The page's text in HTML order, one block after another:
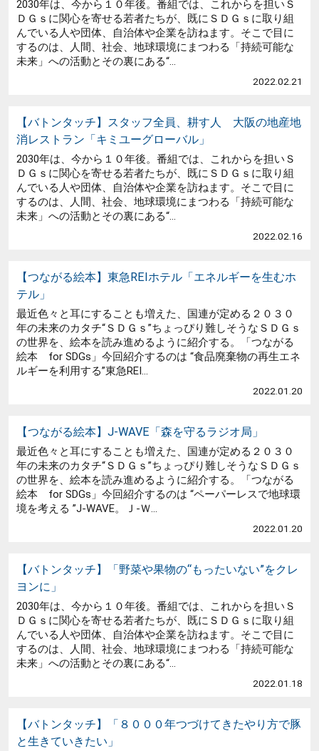
2030年は、今から１０年後。番組では、これからを担いＳ
ＤＧｓに関心を寄せる若者たちが、既にＳＤＧｓに取り組
んでいる人や団体、自治体や企業を訪ねます。そこで目に
するのは、人間、社会、地球環境にまつわる「持続可能な
未来」への活動とその裏にある“...
2022.02.21
【バトンタッチ】スタッフ全員、耕す人 大阪の地産地
消レストラン「キミユーグローバル」
2030年は、今から１０年後。番組では、これからを担いＳ
ＤＧｓに関心を寄せる若者たちが、既にＳＤＧｓに取り組
んでいる人や団体、自治体や企業を訪ねます。そこで目に
するのは、人間、社会、地球環境にまつわる「持続可能な
未来」への活動とその裏にある“...
2022.02.16
【つながる絵本】東急REIホテル「エネルギーを生むホ
テル」
最近色々と耳にすることも増えた、国連が定める２０３０
年の未来のカタチ“ＳＤＧｓ”ちょっぴり難しそうなＳＤＧｓ
の世界を、絵本を読み進めるように紹介する。「つながる
絵本 for SDGs」今回紹介するのは “食品廃棄物の再生エネ
ルギーを利用する”東急REI...
2022.01.20
【つながる絵本】J-WAVE「森を守るラジオ局」
最近色々と耳にすることも増えた、国連が定める２０３０
年の未来のカタチ“ＳＤＧｓ”ちょっぴり難しそうなＳＤＧｓ
の世界を、絵本を読み進めるように紹介する。「つながる
絵本 for SDGs」今回紹介するのは “ペーパーレスで地球環
境を考える ”J-WAVE。Ｊ-Ｗ...
2022.01.20
【バトンタッチ】「野菜や果物の“もったいない”をクレ
ヨンに」
2030年は、今から１０年後。番組では、これからを担いＳ
ＤＧｓに関心を寄せる若者たちが、既にＳＤＧｓに取り組
んでいる人や団体、自治体や企業を訪ねます。そこで目に
するのは、人間、社会、地球環境にまつわる「持続可能な
未来」への活動とその裏にある“...
2022.01.18
【バトンタッチ】「８０００年つづけてきたやり方で豚
と生きていきたい」